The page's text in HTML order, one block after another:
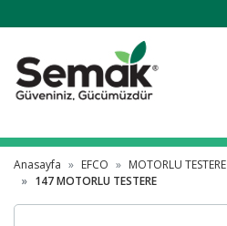
Anasayfa EFCO MOTORLU TESTERE
147 MOTORLU TESTERE